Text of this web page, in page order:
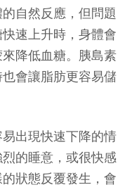
自然反應，但問題
速上升時，身體會
降低血糖。胰島素
會讓脂肪更容易儲
出現快速下降的情
的睡意，或很快感
狀態反覆發生，會